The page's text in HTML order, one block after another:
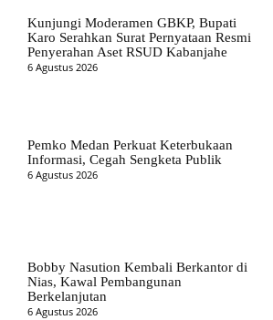
Kunjungi Moderamen GBKP, Bupati
Karo Serahkan Surat Pernyataan Resmi
Penyerahan Aset RSUD Kabanjahe
6 Agustus 2026
Pemko Medan Perkuat Keterbukaan
Informasi, Cegah Sengketa Publik
6 Agustus 2026
Bobby Nasution Kembali Berkantor di
Nias, Kawal Pembangunan
Berkelanjutan
6 Agustus 2026